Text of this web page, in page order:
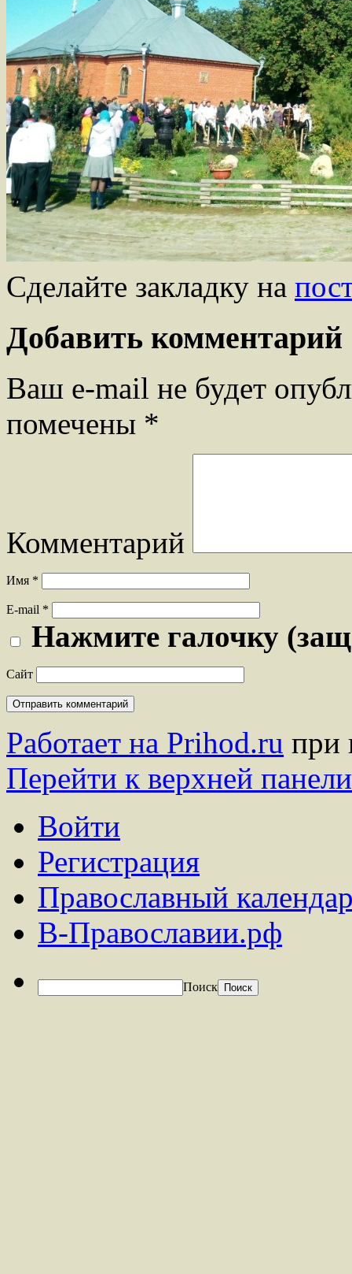
Сделайте закладку на
Добавить комментарий
Ваш e-mail не будет
помечены *
Комментарий
Имя *
E-mail *
Нажмите галочку
Сайт
Работает на Prihod.ru при
Перейти к верхней панели
Войти
Регистрация
Православный
В-Православии.рф
Поиск